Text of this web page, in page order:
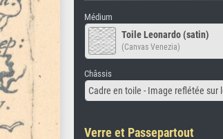
Médium
Toile Leonardo (satin)
(Canvas Venezia)
Châssis
Cadre en toile - Image reflétée sur
Verre et Passepartout